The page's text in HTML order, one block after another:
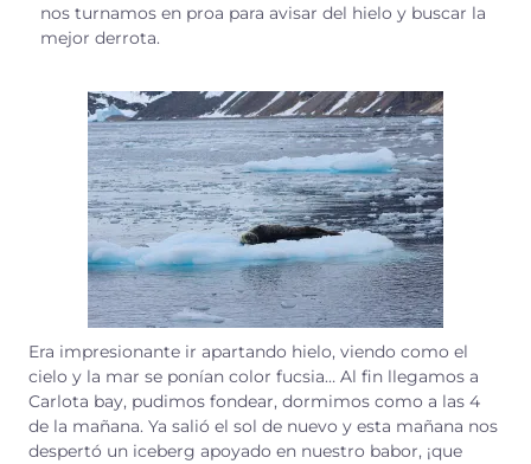
nos turnamos en proa para avisar del hielo y buscar la
mejor derrota.
Era impresionante ir apartando hielo, viendo como el
cielo y la mar se ponían color fucsia… Al fin llegamos a
Carlota bay, pudimos fondear, dormimos como a las 4
de la mañana. Ya salió el sol de nuevo y esta mañana nos
despertó un iceberg apoyado en nuestro babor, ¡que